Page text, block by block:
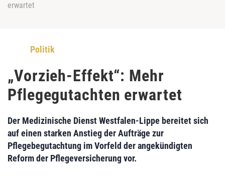
erwartet
Politik
„Vorzieh-Effekt“: Mehr
Pflegegutachten erwartet
Der Medizinische Dienst Westfalen-Lippe bereitet sich
auf einen starken Anstieg der Aufträge zur
Pflegebegutachtung im Vorfeld der angekündigten
Reform der Pflegeversicherung vor.